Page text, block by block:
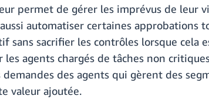
permet de gérer les imprévus de leur
automatiser certaines approbations
sans sacrifier les contrôles lorsque cela
les agents chargés de tâches non
des agents qui gèrent des
valeur ajoutée.